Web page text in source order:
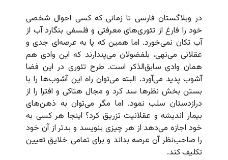
در وبلاگستان فارسی تا زمانی که کسی احوال شخصی
خود را فارغ از تئوری‌های معرفتی و فلسفی بنگارد آب از
آب تکان نمی‌خورد. اما همین که پا به عرصه‌ای جدی و
عقلانی می‌نهی، بلفضولان می‌پندارند که این وادی هم
همان وادی سابق‌الذکر است. طرح تئوری در این فضا
آشوب پدید می‌آورد. البته می‌توان راه این آشوب‌ها را با
بستن بخش نظرها سد کرد و مجال هتاکی و افترا را از
درازدستان سلب نمود. اما مگر می‌توان به ذهن‌های
بیمار اندیشه و عقلانیت تزریق کرد؟ اینجا هر کسی به
خود اجازه می‌دهد از هر چیزی بنویسد و بدتر از آن خود
را صاحب‌نظر آن عرصه بداند و برای تمامی خلایق تعیین
تکلیف کند.